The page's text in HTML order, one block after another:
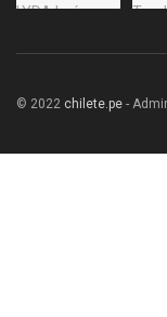
© 2022 chilete.pe -